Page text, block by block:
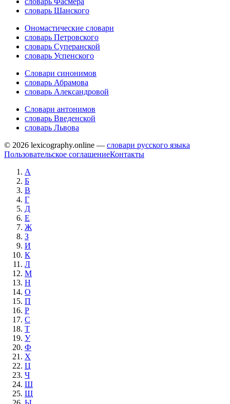
словарь Шанского
Ономастические словари
словарь Петровского
словарь Суперанской
словарь Успенского
Словари синонимов
словарь Абрамова
словарь Александровой
Словари антонимов
словарь Введенской
словарь Львова
© 2026 lexicography.online — словари русского языка
Пользовательское соглашениеКонтакты
А
Б
В
Г
Д
Е
Ж
З
И
К
Л
М
Н
О
П
Р
С
Т
У
Ф
Х
Ц
Ч
Ш
Щ